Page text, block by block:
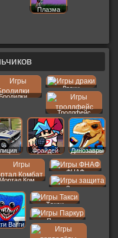
Плазма
Драки
Троллфейс
Фрайдей Динозавры
Ком
ФНАФ
Защита
Вагги
Такси
Паркур